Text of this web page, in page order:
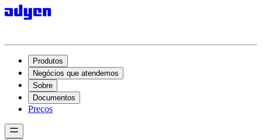
Produtos
Negócios que atendemos
Sobre
Documentos
Preços